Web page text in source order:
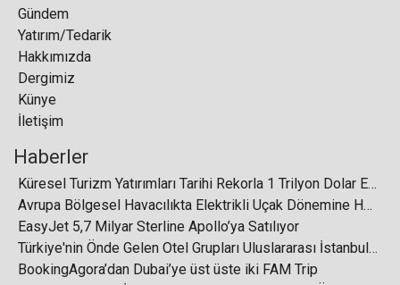
Golf Turizmi, 2024-2032 Arasında Yılda Ortalama
TP-Link, 12 Yıldır Dünyanın1 Numaralı WiFi Ürün
Sağlayıcısı
Gündem
Yatırım/Tedarik
Hakkımızda
Dergimiz
Künye
İletişim
Haberler
Küresel Turizm Yatırımları Tarihi Rekorla 1 Trilyon Dolar Eşiğini Aştı
Avrupa Bölgesel Havacılıkta Elektrikli Uçak Dönemine Hazırlanıyor
EasyJet 5,7 Milyar Sterline Apollo’ya Satılıyor
Türkiye'nin Önde Gelen Otel Grupları Uluslararası İstanbul Turizm Fuarı'nda Buluşuyor
BookingAgora’dan Dubai’ye üst üste iki FAM Trip